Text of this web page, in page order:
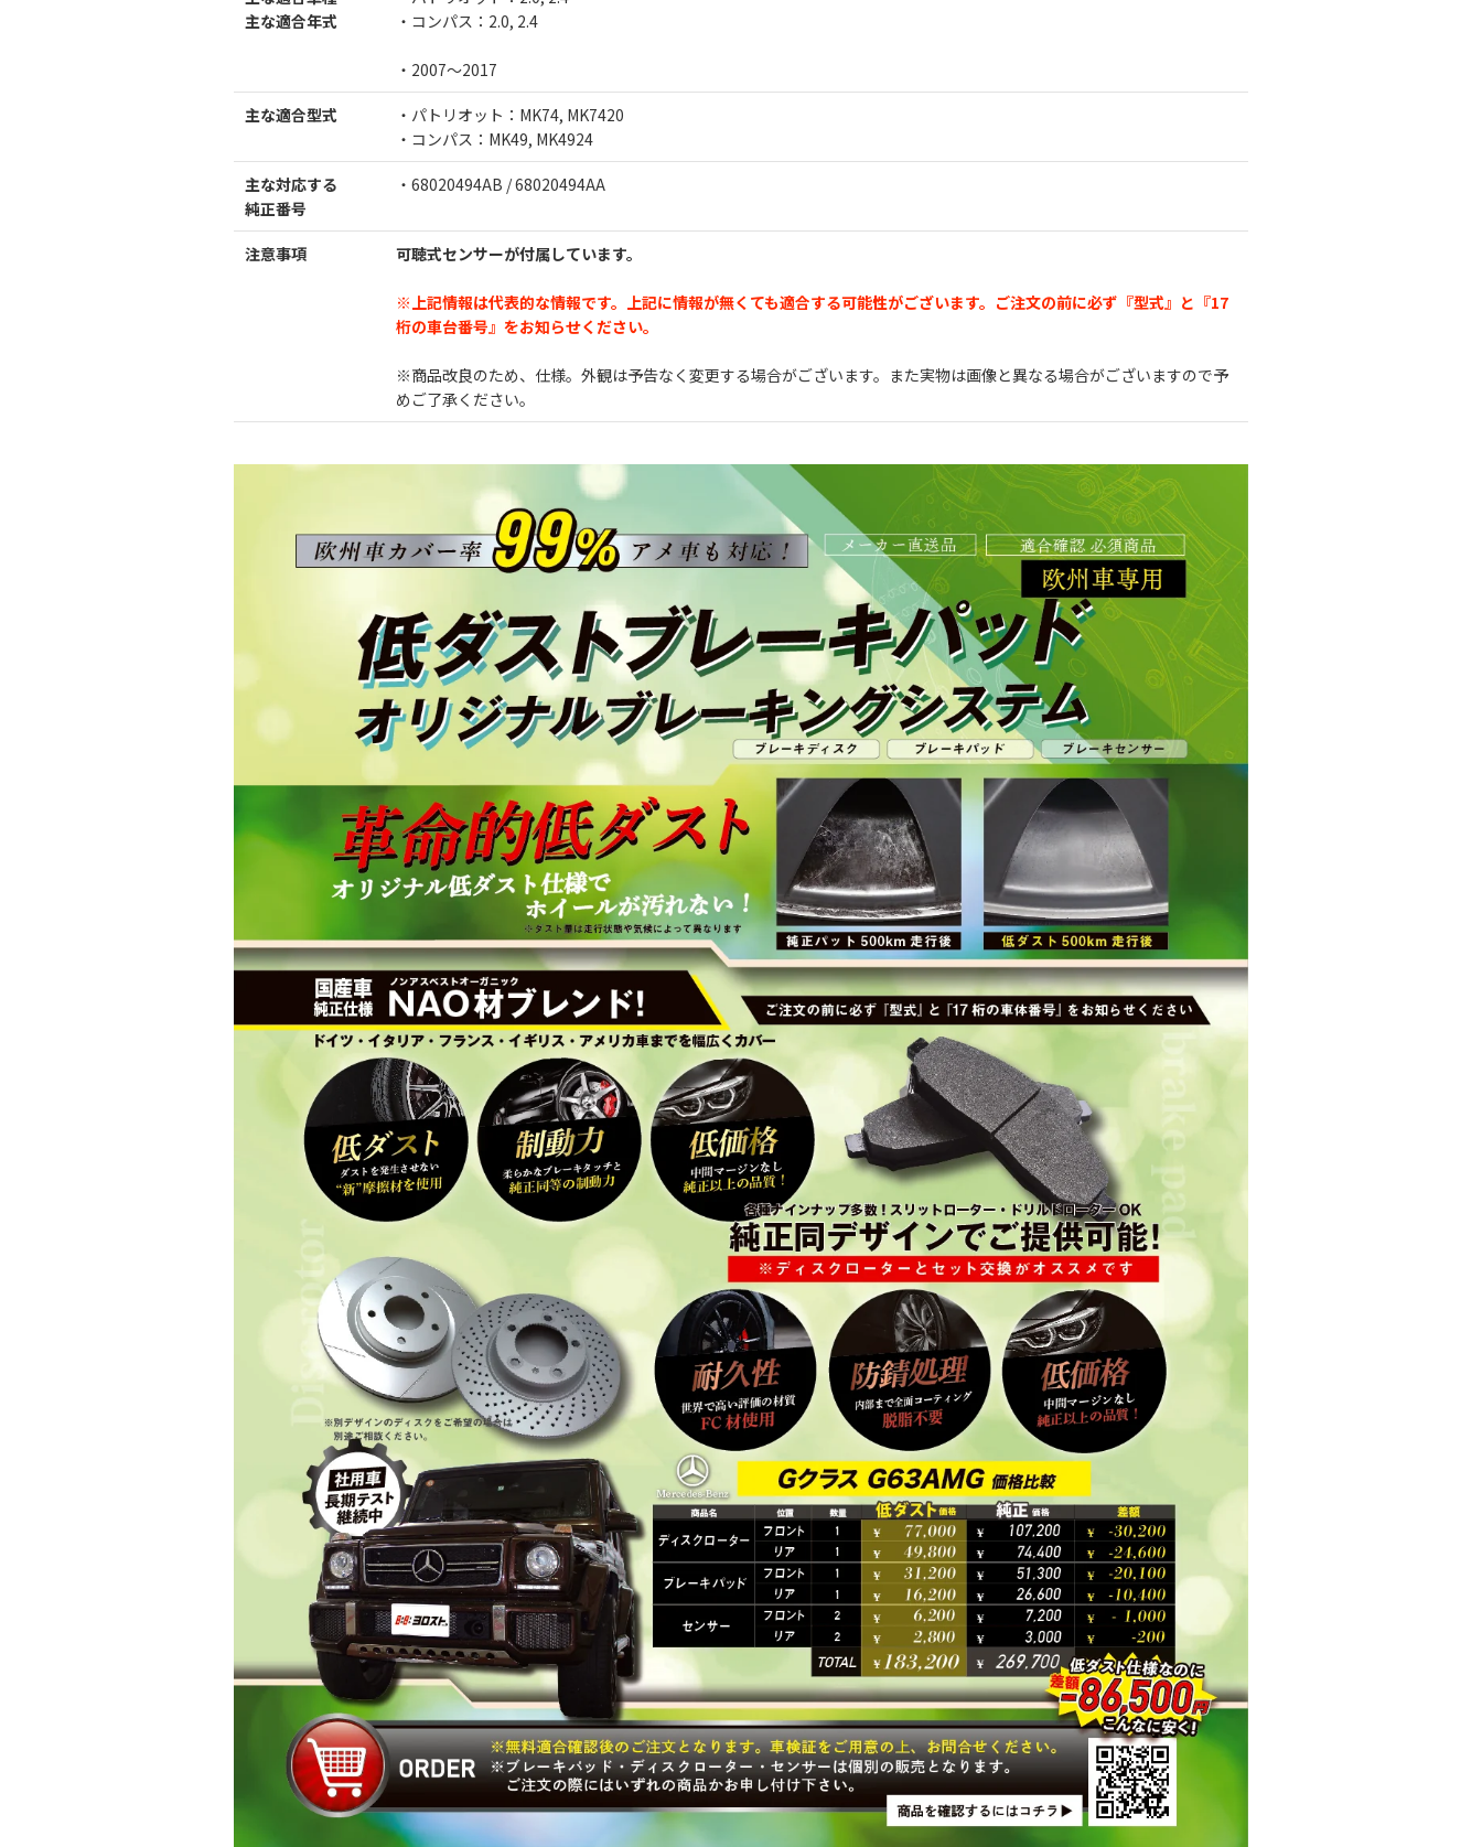
主な適合年式
・コンパス：2.0, 2.4
・2007～2017
主な適合型式
・パトリオット：MK74, MK7420
・コンパス：MK49, MK4924
主な対応する
純正番号
・68020494AB / 68020494AA
注意事項 可聴式センサーが付属しています。
※上記情報は代表的な情報です。上記に情報が無くても適合する可能性がございます。 ご注文の前に必ず『型式』と『17
桁の車台番号』をお知らせください。
※商品改良のため、仕様。外観は予告なく変更する場合がございます。また実物は画像と異なる場合がございますので予
めご了承ください。